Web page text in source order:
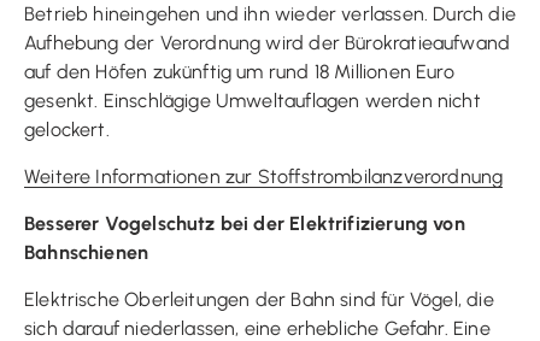
Betrieb hineingehen und ihn wieder verlassen. Durch die
Aufhebung der Verordnung wird der Bürokratieaufwand
auf den Höfen zukünftig um rund 18 Millionen Euro
gesenkt. Einschlägige Umweltauflagen werden nicht
gelockert.
Weitere Informationen zur Stoffstrombilanzverordnung
Besserer Vogelschutz bei der Elektrifizierung von
Bahnschienen
Elektrische Oberleitungen der Bahn sind für Vögel, die
sich darauf niederlassen, eine erhebliche Gefahr. Eine